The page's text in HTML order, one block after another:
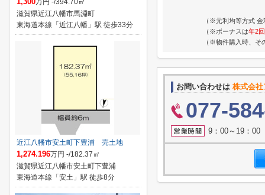
（※元利均等方式 金
（※ボーナスは年2回
（※物件購入時、そ
お問い合わせは 株式会
077-
9：00～19：00
万円 -/394.70㎡
滋賀県近江八幡市馬淵町
東海道本線「近江八幡」駅 徒歩33分
近江八幡市安土町下豊浦 売土地
1,274.196万円 -/182.37㎡
滋賀県近江八幡市安土町下豊浦
東海道本線「安土」駅 徒歩8分